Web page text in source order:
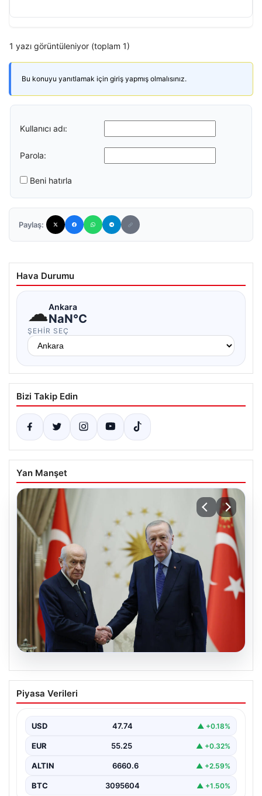
1 yazı görüntüleniyor (toplam 1)
Bu konuyu yanıtlamak için giriş yapmış olmalısınız.
Kullanıcı adı:
Parola:
Beni hatırla
Paylaş:
Hava Durumu
☁Ankara
NaN°C
ŞEHIR SEÇ
Bizi Takip Edin
Yan Manşet
06.08.2026
Cumhurbaşkanı Erdoğan, Devlet
Bahçeli ile görüştü
Piyasa Verileri
USD 47.74 ▲ +0.18%
EUR 55.25 ▲ +0.32%
ALTIN 6660.6 ▲ +2.59%
BTC 3095604 ▲ +1.50%